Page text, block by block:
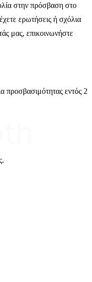
στην πρόσβαση στο
ερωτήσεις ή σχόλια
μας, επικοινωνήστε
προσβασιμότητας εντός 2